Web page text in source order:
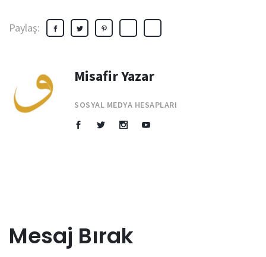
Paylaş:
Misafir Yazar
SOSYAL MEDYA HESAPLARI
Mesaj Bırak